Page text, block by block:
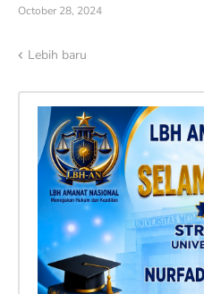
October 28, 2024
Lebih baru